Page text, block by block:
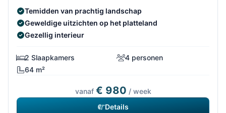
Temidden van prachtig landschap
Geweldige uitzichten op het platteland
Gezellig interieur
2 Slaapkamers
4 personen
64 m²
vanaf € 980 / week
Details